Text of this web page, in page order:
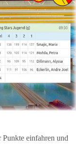
einfahren und